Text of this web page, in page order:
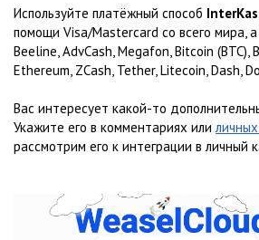
Используйте платёжный способ
помощи Visa/Mastercard со всего мира,
Beeline, AdvCash, Megafon, Bitcoin (BTC),
Ethereum, ZCash, Tether, Litecoin, Dash,
Вас интересует какой-то
Укажите его в комментариях или
рассмотрим его к интеграции в личный